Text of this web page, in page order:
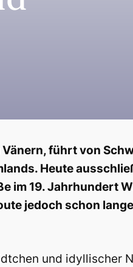
führt von
Heute
im 19. Jahrhundert
jedoch schon
und idyllischer